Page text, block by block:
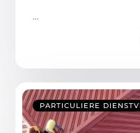
PARTICULIERE